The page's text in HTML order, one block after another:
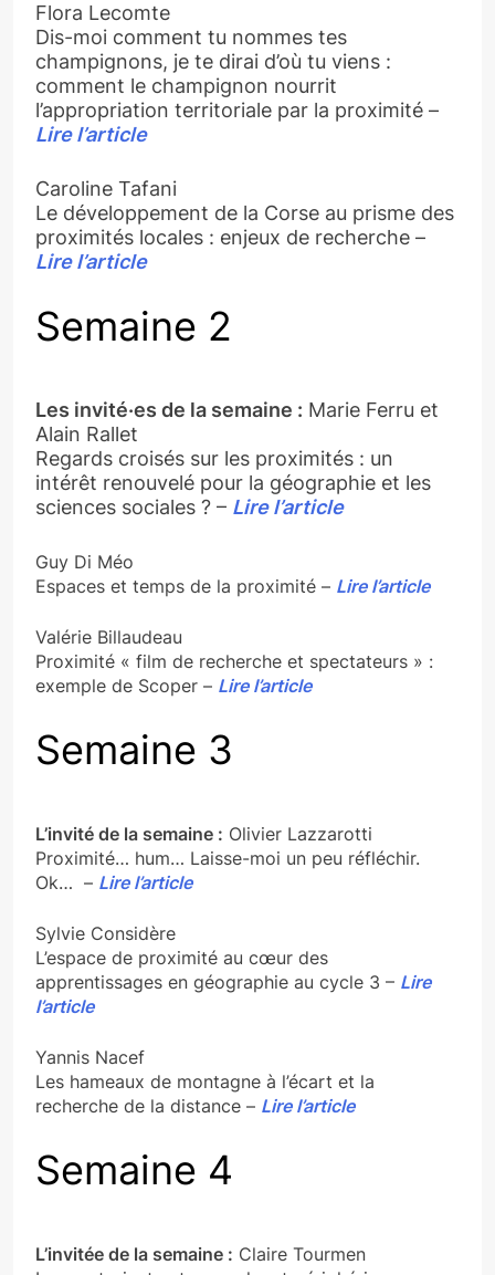
Flora Lecomte
Dis-moi comment tu nommes tes
champignons, je te dirai d’où tu viens :
comment le champignon nourrit
l’appropriation territoriale par la proximité –
Lire l’article
Caroline Tafani
Le développement de la Corse au prisme des
proximités locales : enjeux de recherche –
Lire l’article
Semaine 2
Les invité·es de la semaine : Marie Ferru et
Alain Rallet
Regards croisés sur les proximités : un
intérêt renouvelé pour la géographie et les
sciences sociales ? – Lire l’article
Guy Di Méo
Espaces et temps de la proximité – Lire l’article
Valérie Billaudeau
Proximité « film de recherche et spectateurs » :
exemple de Scoper – Lire l’article
Semaine 3
L’invité de la semaine : Olivier Lazzarotti
Proximité… hum… Laisse-moi un peu réfléchir.
Ok… – Lire l’article
Sylvie Considère
L’espace de proximité au cœur des
apprentissages en géographie au cycle 3 – Lire
l’article
Yannis Nacef
Les hameaux de montagne à l’écart et la
recherche de la distance – Lire l’article
Semaine 4
L’invitée de la semaine : Claire Tourmen